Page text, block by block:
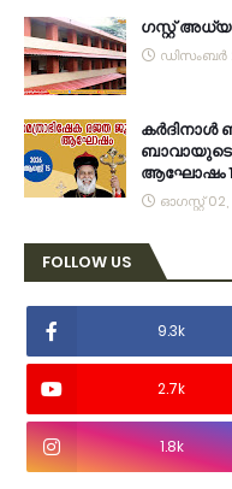
ഗസ്റ്റ്
ഡിസംബർ
കര്‍ദിനാള്‍
ബാവായുടെ
ആഘോഷം
ഓഗസ്റ്റ്
FOLLOW US
9.3k
2.7k
1.8k